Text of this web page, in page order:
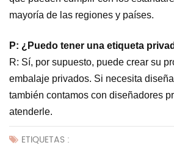
mayoría de las regiones y países.
P: ¿Puedo tener una etiqueta
R: Sí, por supuesto, puede crear su
embalaje privados. Si necesita
también contamos con diseñadores
atenderle.
ETIQUETAS :